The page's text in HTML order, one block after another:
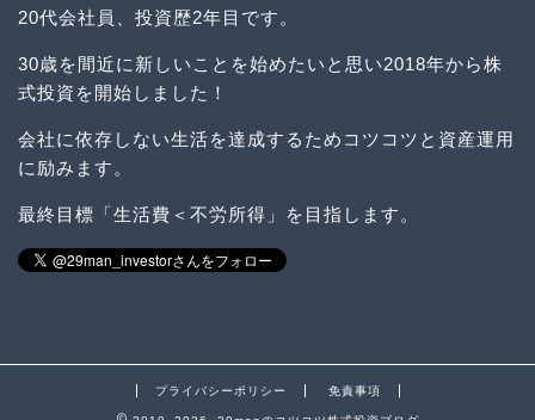
20代会社員、投資歴2年目です。
30歳を間近に新しいことを始めたいと思い2018年から株
式投資を開始しました！
会社に依存しない生活を達成するためコツコツと資産運用
に励みます。
最終目標「生活費＜不労所得」を目指します。
プライバシーポリシー 免責事項